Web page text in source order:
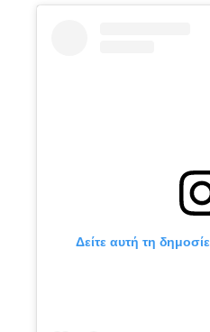
Δείτε αυτή τη